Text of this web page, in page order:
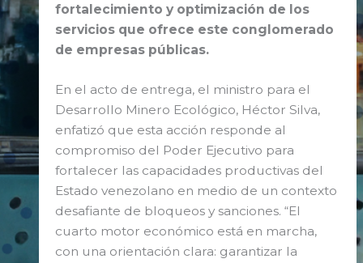
fortalecimiento y optimización de los
servicios que ofrece este conglomerado
de empresas públicas.
En el acto de entrega, el ministro para el
Desarrollo Minero Ecológico, Héctor Silva,
enfatizó que esta acción responde al
compromiso del Poder Ejecutivo para
fortalecer las capacidades productivas del
Estado venezolano en medio de un contexto
desafiante de bloqueos y sanciones. “El
cuarto motor económico está en marcha,
con una orientación clara: garantizar la